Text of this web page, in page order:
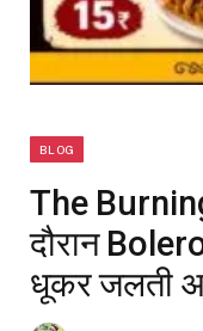
BLOG
The
दौरान
धूकर जलती